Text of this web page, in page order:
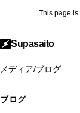
This page is
Supasaito
メディア/ブログ
ブログ